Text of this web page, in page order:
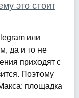
это стоит
или
да и то не
приходят с
Поэтому
площадка